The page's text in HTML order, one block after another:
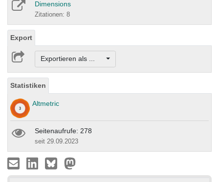
Dimensions
Zitationen: 8
Export
Exportieren als ...
Statistiken
Altmetric
Seitenaufrufe: 278
seit 29.09.2023